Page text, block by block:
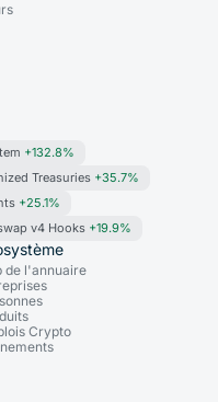
+132.8%
Treasuries +35.7%
+25.1%
v4 Hooks +19.9%
de l'annuaire
Crypto